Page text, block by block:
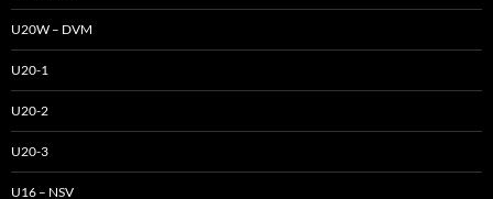
U20W – DVM
U20-1
U20-2
U20-3
U16 – NSV